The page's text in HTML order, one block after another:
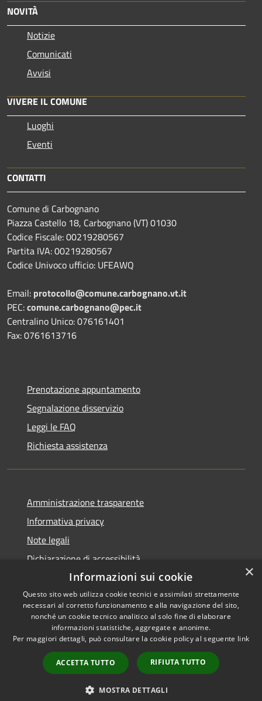
NOVITÀ
Notizie
Comunicati
Avvisi
VIVERE IL COMUNE
Luoghi
Eventi
CONTATTI
Comune di Carbognano
Piazza Castello 18, Carbognano (VT) 01030
Codice Fiscale: 00219280567
Partita IVA: 00219280567
Codice Univoco ufficio: UFEAWQ
Email: protocollo@comune.carbognano.vt.it
PEC:comune.carbognano@pec.it
Centralino Unico: 076161401
Fax: 0761613716
Prenotazione appuntamento
Segnalazione disservizio
Leggi le FAQ
Richiesta assistenza
Amministrazione trasparente
Informativa privacy
Note legali
Dichiarazione di accessibilità
Accessibilità
Privacy
Mappa del sito
Copyright © 2026 • Comune di
Carbognano • Powered by
Municipium
Accesso
redazione
×
Informazioni sui cookie
Questo sito web utilizza cookie tecnici e assimilati strettamente
necessari al corretto funzionamento e alla navigazione del sito,
nonché un cookie tecnico analitico al solo fine di elaborare
informazioni statistiche, aggregate e anonime.
Per maggiori dettagli, può consultare la cookie policy al seguente link
ACCETTA TUTTO RIFIUTA TUTTO
MOSTRA DETTAGLI